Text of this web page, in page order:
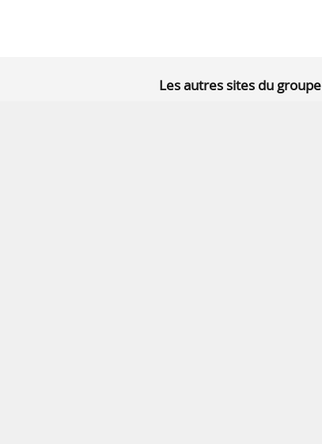
Les autres sites du groupe